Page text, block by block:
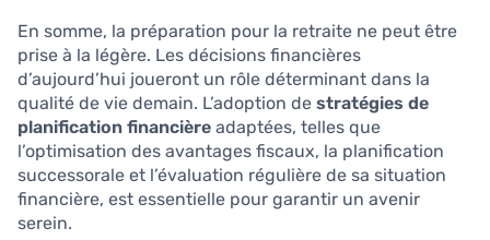
En somme, la préparation pour la retraite ne peut être
prise à la légère. Les décisions financières
d’aujourd’hui joueront un rôle déterminant dans la
qualité de vie demain. L’adoption de stratégies de
planification financière adaptées, telles que
l’optimisation des avantages fiscaux, la planification
successorale et l’évaluation régulière de sa situation
financière, est essentielle pour garantir un avenir
serein.